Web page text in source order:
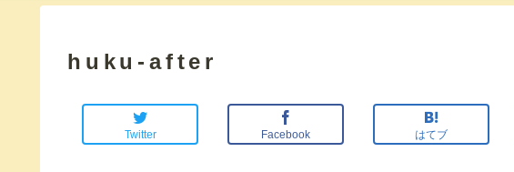
huku-after
Twitter Facebook はてブ